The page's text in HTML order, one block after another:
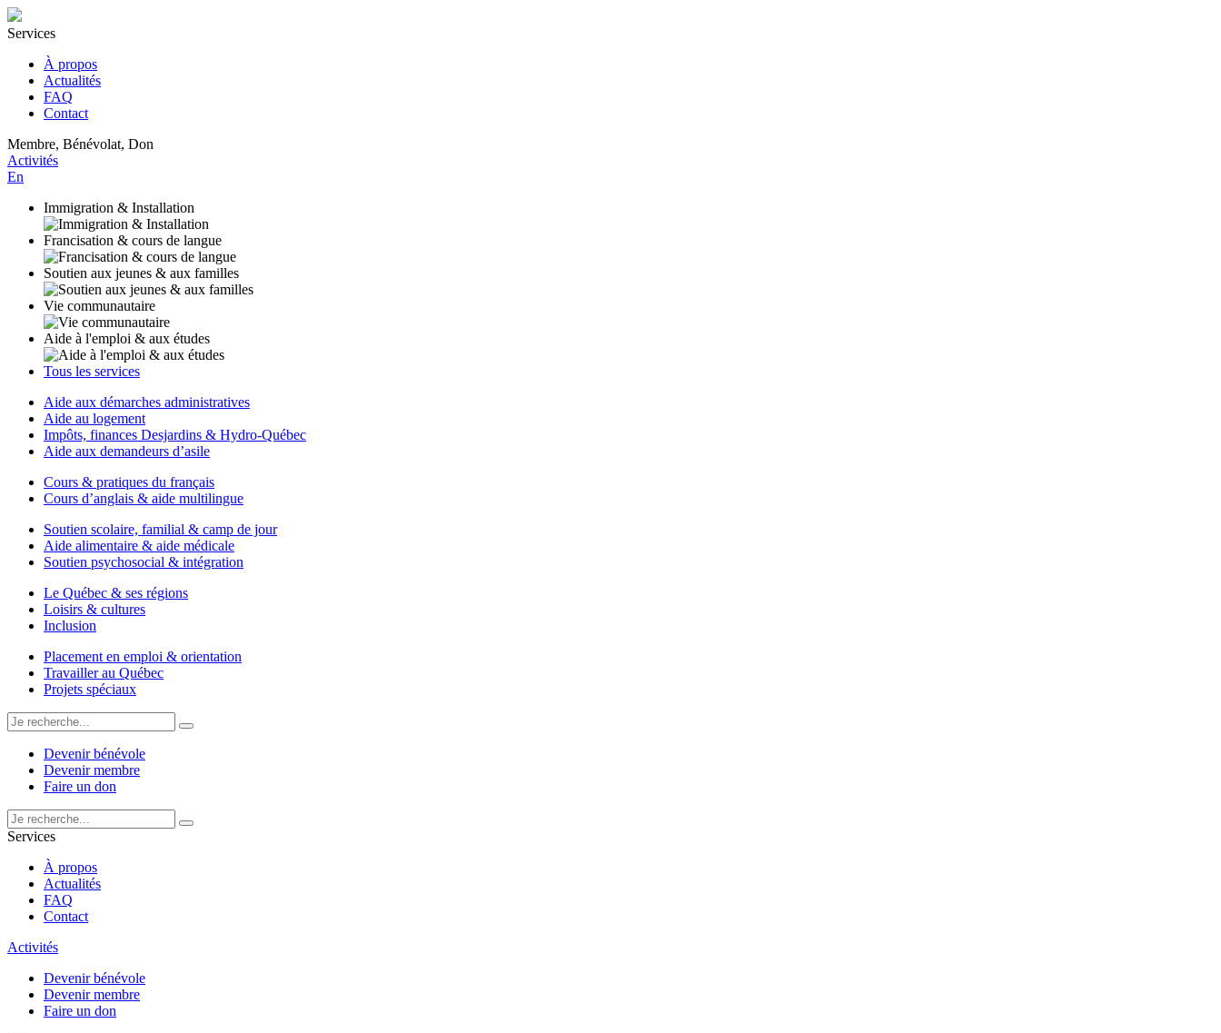
Services
À propos
Actualités
FAQ
Contact
Membre, Bénévolat, Don
Activités
En
Immigration & Installation
Francisation & cours de langue
Soutien aux jeunes & aux familles
Vie communautaire
Aide à l'emploi & aux études
Tous les services
Aide aux démarches administratives
Aide au logement
Impôts, finances Desjardins & Hydro-Québec
Aide aux demandeurs d’asile
Cours & pratiques du français
Cours d’anglais & aide multilingue
Soutien scolaire, familial & camp de jour
Aide alimentaire & aide médicale
Soutien psychosocial & intégration
Le Québec & ses régions
Loisirs & cultures
Inclusion
Placement en emploi & orientation
Travailler au Québec
Projets spéciaux
Devenir bénévole
Devenir membre
Faire un don
Services
À propos
Actualités
FAQ
Contact
Activités
Devenir bénévole
Devenir membre
Faire un don